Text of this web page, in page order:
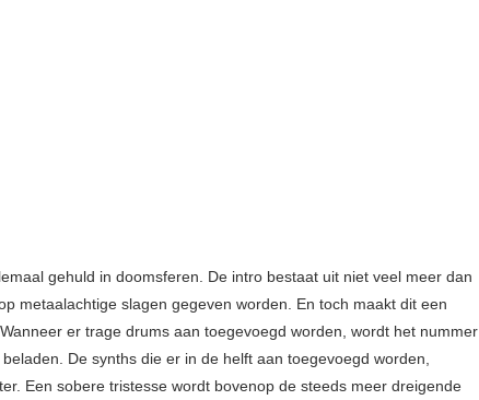
gehuld in doomsferen. De intro bestaat uit niet veel meer dan
metaalachtige slagen gegeven worden. En toch maakt dit een
er trage drums aan toegevoegd worden, wordt het nummer
De synths die er in de helft aan toegevoegd worden,
Een sobere tristesse wordt bovenop de steeds meer dreigende